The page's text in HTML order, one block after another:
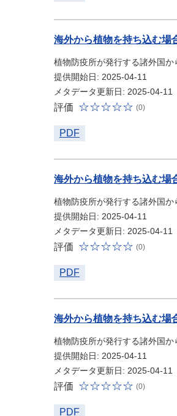
海外から植物を持ち込む場
植物防疫所が発行する諸外国か
提供開始日: 2025-04-11
メタデータ更新日: 2025-04-11
評価 (0)
PDF
海外から植物を持ち込む場
植物防疫所が発行する諸外国か
提供開始日: 2025-04-11
メタデータ更新日: 2025-04-11
評価 (0)
PDF
海外から植物を持ち込む場
植物防疫所が発行する諸外国か
提供開始日: 2025-04-11
メタデータ更新日: 2025-04-11
評価 (0)
PDF